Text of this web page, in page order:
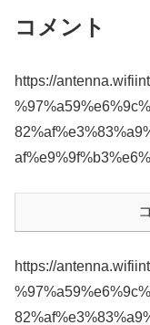
コメント
https://
https://